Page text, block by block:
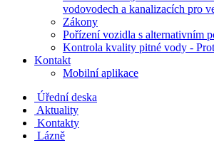
vodovodech a kanalizacích pro
Zákony
Pořízení vozidla s alternativním
Kontrola kvality pitné vody -
Kontakt
Mobilní aplikace
Úřední deska
Aktuality
Kontakty
Lázně